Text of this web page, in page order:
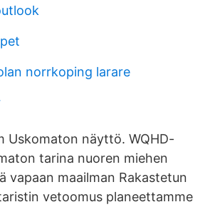
norrkoping larare
Uskomaton näyttö. WQHD-
tarina nuoren miehen
vapaan maailman Rakastetun
vetoomus planeettamme